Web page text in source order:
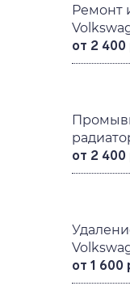
Ремонт
от 2 400
от 2 400
от 1 600